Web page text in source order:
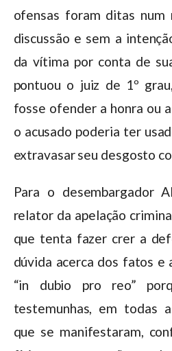
ofensas foram ditas num
discussão e sem a
da vítima por conta de
pontuou o juiz de 1º
fosse ofender a honra ou
o acusado poderia ter
extravasar seu desgosto
Para o desembargador
relator da apelação
que tenta fazer crer a
dúvida acerca dos fatos e
“in dubio pro reo”
testemunhas, em todas
que se manifestaram,